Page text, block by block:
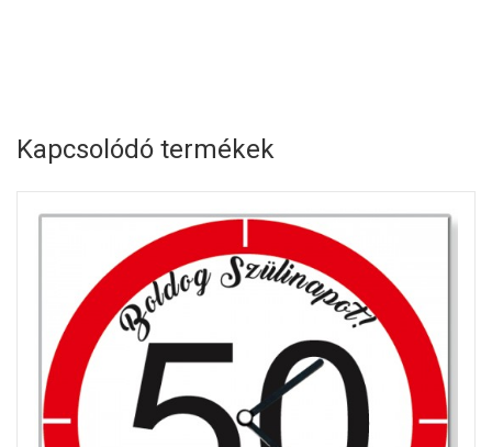
Kapcsolódó termékek